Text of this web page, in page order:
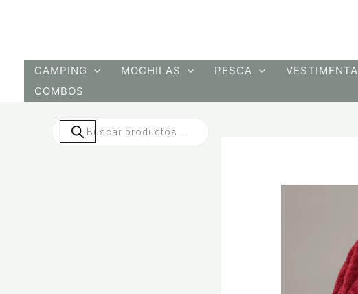
CAMPING MOCHILAS PESCA VESTIMENTA
COMBOS
Búsqueda
productos